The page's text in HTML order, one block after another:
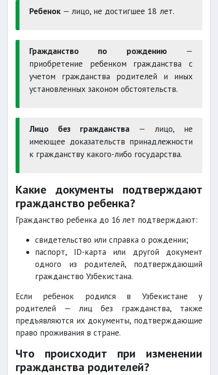
Ребенок — лицо, не достигшее 18 лет.
Гражданство по рождению—
приобретение ребенком гражданства с
учетом гражданства родителей и иных
установленных законом обстоятельств.
Лицо без гражданства — лицо, не
имеющее доказательств принадлежности
к гражданству какого-либо государства.
Какие документы подтверждают
гражданство ребенка?
Гражданство ребенка до 16 лет подтверждают:
свидетельство или справка о рождении;
паспорт, ID-карта или другой документ
одного из родителей, подтверждающий
гражданство Узбекистана.
Если ребенок родился в Узбекистане у
родителей — лиц без гражданства, также
предъявляются их документы, подтверждающие
право проживания в стране.
Что происходит при изменении
гражданства родителей?